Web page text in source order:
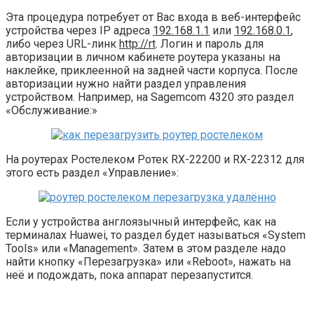
Эта процедура потребует от Вас входа в веб-интерфейс
устройства через IP адреса 192.168.1.1 или 192.168.0.1,
либо через URL-линк http://rt. Логин и пароль для
авторизации в личном кабинете роутера указаны на
наклейке, приклеенной на задней части корпуса. После
авторизации нужно найти раздел управления
устройством. Например, на Sagemcom 4320 это раздел
«Обслуживание:»
На роутерах Ростелеком Ротек RX-22200 и RX-22312 для
этого есть раздел «Управление»:
Если у устройства англоязычный интерфейс, как на
терминалах Huawei, то раздел будет называться «System
Tools» или «Management». Затем в этом разделе надо
найти кнопку «Перезагрузка» или «Reboot», нажать на
неё и подождать, пока аппарат перезапустится.